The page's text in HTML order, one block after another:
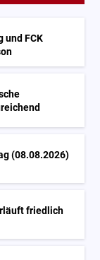
und FCK
(08.08.2026)
friedlich